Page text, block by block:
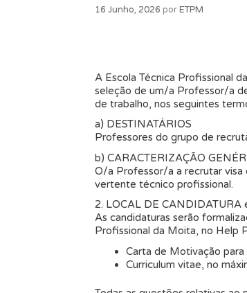
16 Junho, 2026 porETPM
A Escola Técnica Profissional
seleção de um/a Professor/a
de trabalho, nos seguintes
a) DESTINATÁRIOS
Professores do grupo de
b) CARACTERIZAÇÃO
O/a Professor/a a recrutar visa
vertente técnico profissional.
2. LOCAL DE CANDIDATURA
As candidaturas serão
Profissional da Moita, no Help
Carta de Motivação para
Curriculum vitae, no